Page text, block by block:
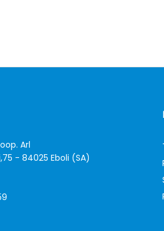
Arl
- 84025 Eboli (SA)